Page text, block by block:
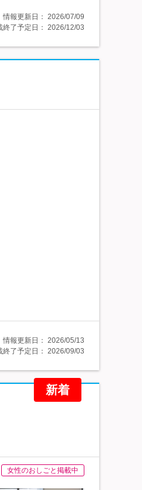
情報更新日： 2026/07/09
終了予定日： 2026/12/03
情報更新日： 2026/05/13
終了予定日： 2026/09/03
新着
女性のおしごと掲載中